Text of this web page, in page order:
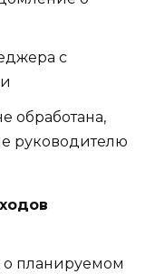
с
обработана,
руководителю
о планируемом